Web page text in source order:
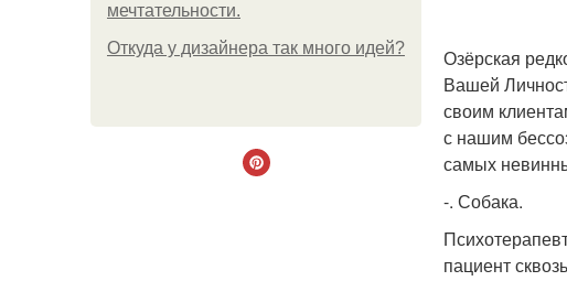
мечтательности.
Откуда у дизайнера так много идей?
Озёрская
Вашей
своим
с нашим
самых
-. Собака.
пациент